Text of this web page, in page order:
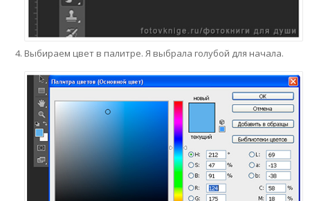
Выбираем цвет в палитре. Я выбрала голубой для начала.